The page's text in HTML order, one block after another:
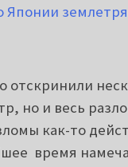
Японии
отскринили
но и весь
как-то
время